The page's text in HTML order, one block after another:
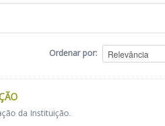
Ordenar por
da Instituição.